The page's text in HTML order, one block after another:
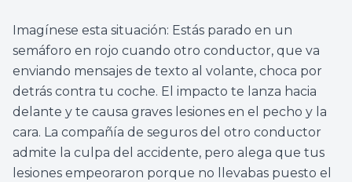
Imagínese esta situación: Estás parado en un
semáforo en rojo cuando otro conductor, que va
enviando mensajes de texto al volante, choca por
detrás contra tu coche. El impacto te lanza hacia
delante y te causa graves lesiones en el pecho y la
cara. La compañía de seguros del otro conductor
admite la culpa del accidente, pero alega que tus
lesiones empeoraron porque no llevabas puesto el